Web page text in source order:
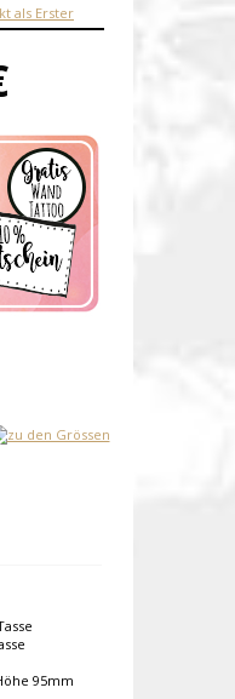
als Erster
95mm